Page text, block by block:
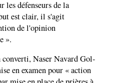
les défenseurs de la
est clair, il s'agit
de l'opinion
».
Naser Navard Gol-
en examen pour « action